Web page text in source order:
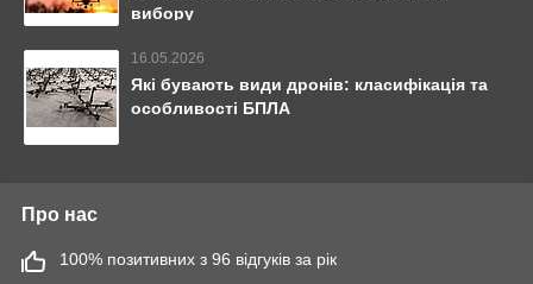
вибору
16.05.2026
Які бувають види дронів: класифікація та
особливості БПЛА
Про нас
100% позитивних з 96 відгуків за рік